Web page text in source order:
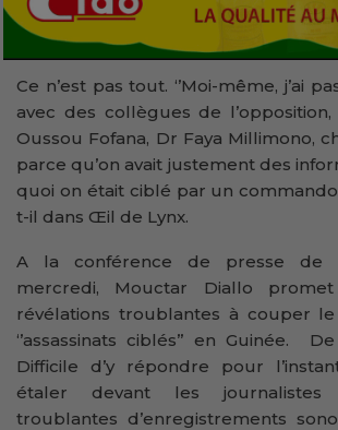
Ce n’est pas tout. ‘’Moi-même, j’ai
avec des collègues de
Oussou Fofana, Dr Faya Millimono,
parce qu’on avait justement des
quoi on était ciblé par un commando
t-il dans Œil de Lynx.
A la conférence de presse de
mercredi, Mouctar Diallo
révélations troublantes à couper
‘’assassinats ciblés’’ en Guinée.
Difficile d’y répondre pour
étaler devant les journalistes
troublantes d’enregistrements